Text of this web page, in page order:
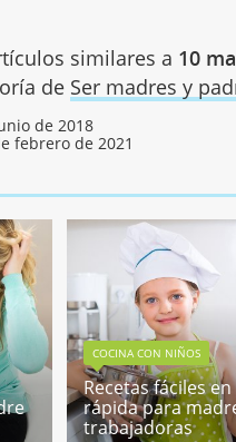
similares a 10
de Ser madres y
de 2018
febrero de 2021
COCINA CON NIÑOS
Recetas fáciles
rápida para
trabajadoras